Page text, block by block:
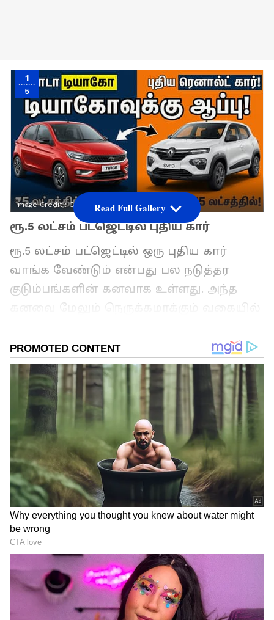
1
5
Image Credit :Gemini
ரூ.5 லட்சம் பட்ஜெட்டில் புதிய கார்
ரூ.5 லட்சம் பட்ஜெட்டில் ஒரு புதிய கார்
வாங்க வேண்டும் என்பது பல நடுத்தர
குடும்பங்களின் கனவாக உள்ளது. அந்த
க்விட் மாடலை புதிய தோற்றத்திலும்
கூடுதல் வசதிகளுடனும் ஜூலை 3, 2026
அன்று அறிமுகப்படுத்த தயாராக உள்ளது.
இந்த புதிய மாடல் ஏன் இவ்வளவு
எதிர்பார்ப்பை ஏற்படுத்தியுள்ளது என்ற
கேள்வியே தற்போது பலரிடமும்
எழுந்துள்ளது.
ஏசியாநெட் தமிழ்-ஐ உங்கள் முதன்மைத்
தேர்வாக்குங்கள்
Read Full Gallery